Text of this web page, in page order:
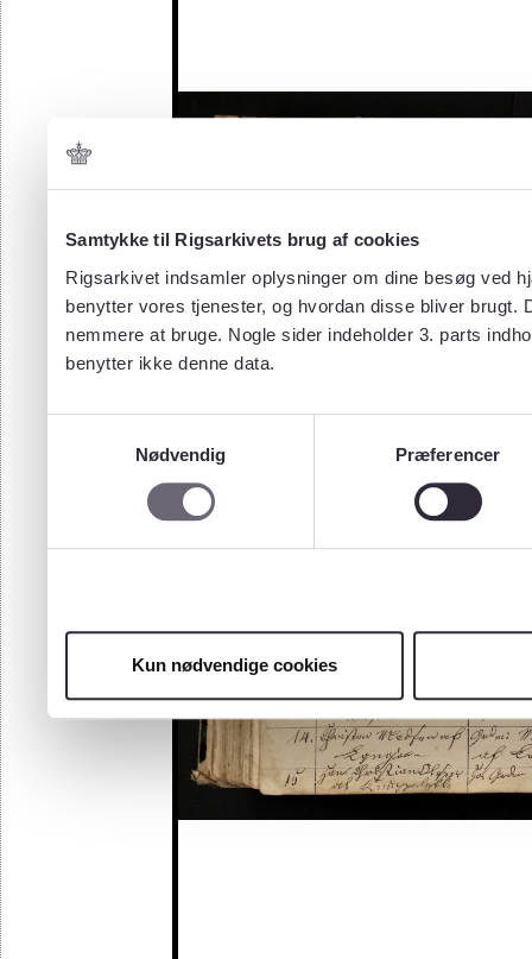
Samtykke til Rigsarkivets brug af cookies
Rigsarkivet indsamler oplysninger om dine besøg ved
benytter vores tjenester, og hvordan disse bliver
nemmere at bruge. Nogle sider indeholder 3. parts
benytter ikke denne data.
Nødvendig
Præferencer
Kun nødvendige cookies